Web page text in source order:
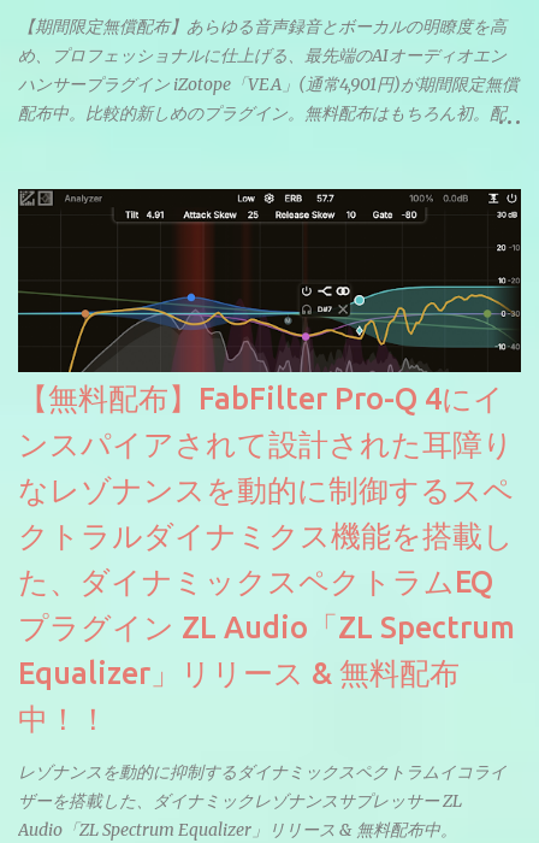
【期間限定無償配布】あらゆる音声録音とボーカルの明瞭度を高
め、プロフェッショナルに仕上げる、最先端のAIオーディオエン
ハンサープラグイン iZotope「VEA」(通常4,901円)が期間限定無償
配布中。比較的新しめのプラグイン。無料配布はもちろん初。配
【無料配布】FabFilter Pro-Q 4にイ
ンスパイアされて設計された耳障り
なレゾナンスを動的に制御するスペ
クトラルダイナミクス機能を搭載し
た、ダイナミックスペクトラムEQ
プラグイン ZL Audio「ZL Spectrum
Equalizer」リリース & 無料配布
中！！
レゾナンスを動的に抑制するダイナミックスペクトラムイコライ
ザーを搭載した、ダイナミックレゾナンスサプレッサー ZL
Audio「ZL Spectrum Equalizer」リリース & 無料配布中。